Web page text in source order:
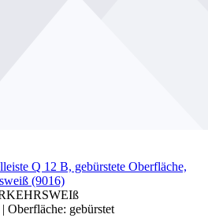
Q 12 B, gebürstete Oberfläche,
(9016)
| Oberfläche: gebürstet